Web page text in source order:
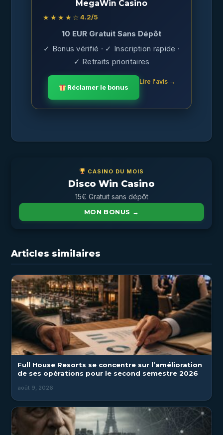
MegaWin Casino
★★★★☆ 4.2/5
10 EUR Gratuit Sans Dépôt
✓ Bonus vérifié · ✓ Inscription rapide ·
✓ Retraits prioritaires
Réclamer le bonus
Lire l'avis →
CASINO DU MOIS
Disco Win Casino
15€ Gratuit sans dépôt
MON BONUS →
Articles similaires
Full House Resorts se concentre sur l’amélioration
de ses opérations pour le second semestre 2026
août 9, 2026